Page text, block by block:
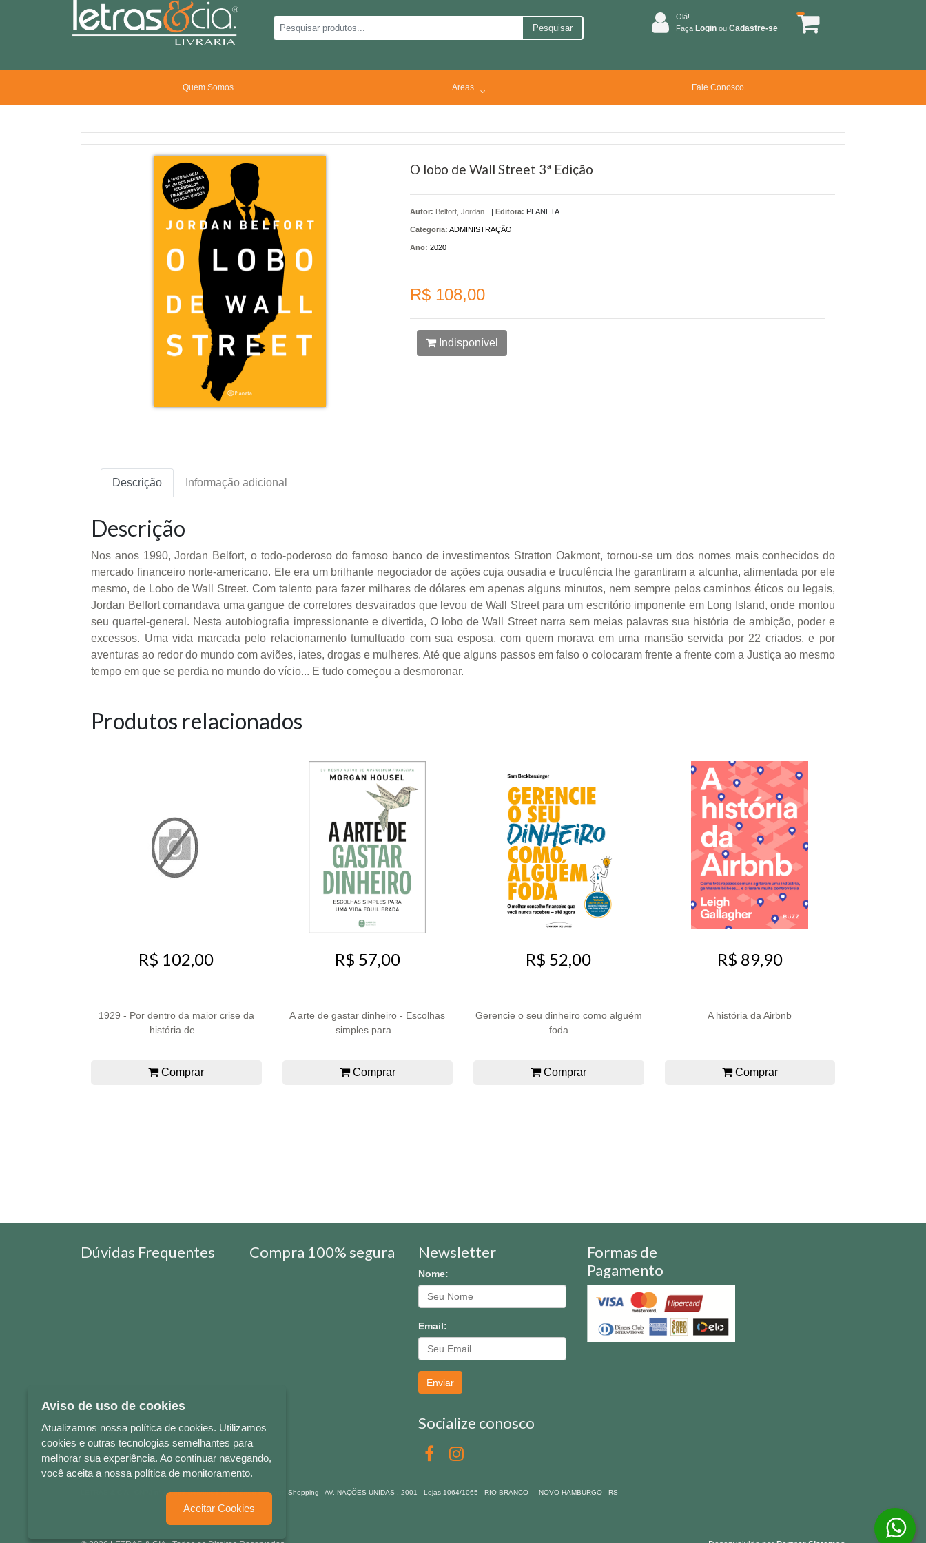
Pesquisar
Olá!
Faça Login ou Cadastre-se
Quem Somos Areas Fale Conosco
O lobo de Wall Street 3ª Edição
Autor: Belfort, Jordan | Editora: PLANETA
Categoria: ADMINISTRAÇÃO
Ano: 2020
R$ 108,00
Indisponível
Descrição Informação adicional
Descrição
Nos anos 1990, Jordan Belfort, o todo-poderoso do famoso banco de investimentos Stratton Oakmont, tornou-se um dos nomes mais conhecidos do
mercado financeiro norte-americano. Ele era um brilhante negociador de ações cuja ousadia e truculência lhe garantiram a alcunha, alimentada por ele
mesmo, de Lobo de Wall Street. Com talento para fazer milhares de dólares em apenas alguns minutos, nem sempre pelos caminhos éticos ou legais,
Jordan Belfort comandava uma gangue de corretores desvairados que levou de Wall Street para um escritório imponente em Long Island, onde montou
seu quartel-general. Nesta autobiografia impressionante e divertida, O lobo de Wall Street narra sem meias palavras sua história de ambição, poder e
excessos. Uma vida marcada pelo relacionamento tumultuado com sua esposa, com quem morava em uma mansão servida por 22 criados, e por
aventuras ao redor do mundo com aviões, iates, drogas e mulheres. Até que alguns passos em falso o colocaram frente a frente com a Justiça ao mesmo
tempo em que se perdia no mundo do vício... E tudo começou a desmoronar.
Produtos relacionados
R$ 102,00
1929 - Por dentro da maior crise da
história de...
Comprar
R$ 57,00
A arte de gastar dinheiro - Escolhas
simples para...
Comprar
R$ 52,00
Gerencie o seu dinheiro como alguém
foda
Comprar
R$ 89,90
A história da Airbnb
Comprar
Dúvidas Frequentes Compra 100% segura Newsletter
Nome:
Email:
Enviar
Socialize conosco
Formas de
Pagamento
LETRAS & CIA - CNPJ n° 88.587.548/0001-20 - Térreo Bourbon Shopping - AV. NAÇÕES UNIDAS , 2001 - Lojas 1064/1065 - RIO BRANCO - - NOVO HAMBURGO - RS
Aviso de uso de cookies
Atualizamos nossa política de cookies. Utilizamos
cookies e outras tecnologias semelhantes para
melhorar sua experiência. Ao continuar navegando,
você aceita a nossa política de monitoramento.
Aceitar Cookies